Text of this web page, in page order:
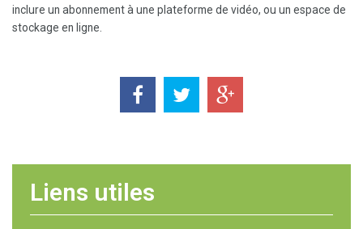
inclure un abonnement à une plateforme de vidéo, ou un espace de
stockage en ligne.
Liens utiles